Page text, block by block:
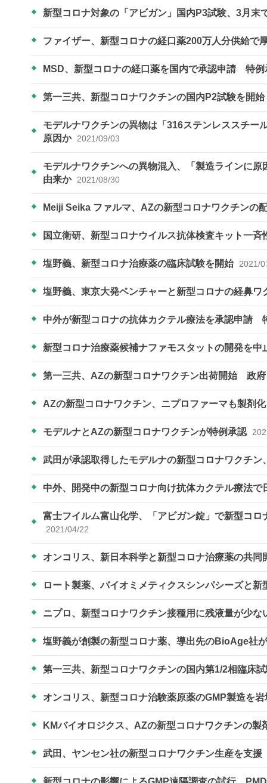
新型コロナ対象の「アビガン」国内P3試験、3月
ファイザー、新型コロナの経口薬200万人分供給で
MSD、新型コロナの経口薬を国内で承認申請 特
第一三共、新型コロナワクチンの国内P2試験を開始
モデルナワクチンの異物は「316ステンレススチ
原因か 2021/09/03
モデルナワクチンへの異物混入、「製造ラインに
由来か 2021/08/30
Meiji Seika ファルマ、AZの新型コロナワクチンの
国立衛研、新型コロナウイルス抗体検査キット一
塩野義、新型コロナ治療薬の臨床試験を開始 2021/
塩野義、東京大発ベンチャーと新型コロナの経鼻
中外が新型コロナの抗体カクテル療法を承認申請
新型コロナ治療薬候補ナファモスタットの開発を
第一三共、AZの新型コロナワクチン出荷開始 政
AZの新型コロナワクチン、ニプロファーマも製剤
モデルナとAZの新型コロナワクチンが特例承認
武田が承認取得したモデルナの新型コロナワクチ
中外、開発中の新型コロナ向け抗体カクテル療法
富士フイルム富山化学、「アビガン錠」で新型コ
2021/04/22
オンコリス、新日本科学と新型コロナ治療薬の共同
ロート製薬、バイオミメティクスシンパシーズと
ニプロ、新型コロナワクチン接種用に残液量が少
塩野義が創製の新型コロナ薬、導出先のBioAge社
第一三共、新型コロナワクチンの国内第1/2相臨床
オンコリス、新型コロナ治験薬原薬のGMP製造を
KMバイオロジクス、AZの新型コロナワクチンの製
武田、ヤンセン社の新型コロナワクチン生産を支